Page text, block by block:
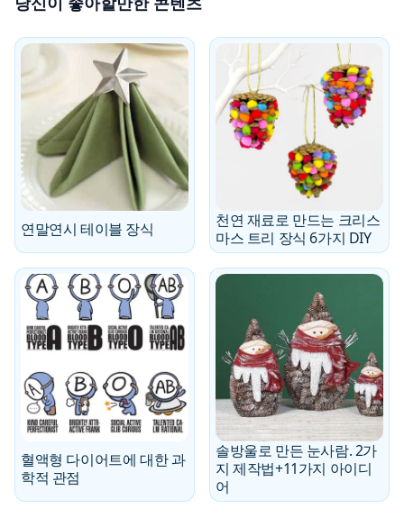
연말연시 테이블 장식
천연 재료로 만드는 크리스
마스 트리 장식 6가지 DIY
혈액형 다이어트에 대한 과
학적 관점
솔방울로 만든 눈사람. 2가
지 제작법+11가지 아이디
어